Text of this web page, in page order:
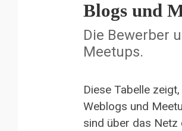
Blogs und
Die Bewerber
Meetups.
Diese Tabelle
Weblogs und
sind über das